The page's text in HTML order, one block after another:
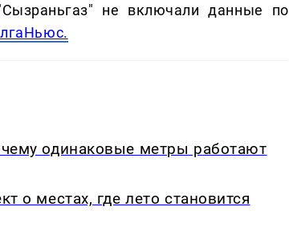
не включали данные по
одинаковые метры работают
о местах, где лето становится